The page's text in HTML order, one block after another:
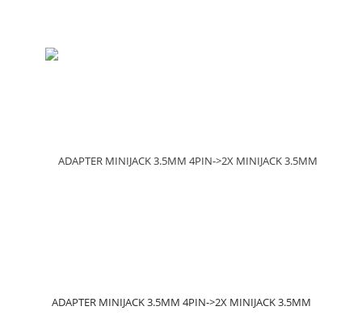
ADAPTER MINIJACK 3.5MM 4PIN->2X MINIJACK 3.5MM